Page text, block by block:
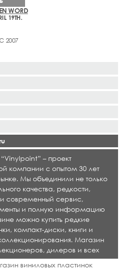
WORD
19TH.
2007
– проект
компании с опытом 30 лет
Мы объединили не только
качества, редкости,
современный сервис,
и полную информацию
можно купить редкие
компакт-диски, книги и
Магазин
дилеров и всех
музыку.
виниловых пластинок